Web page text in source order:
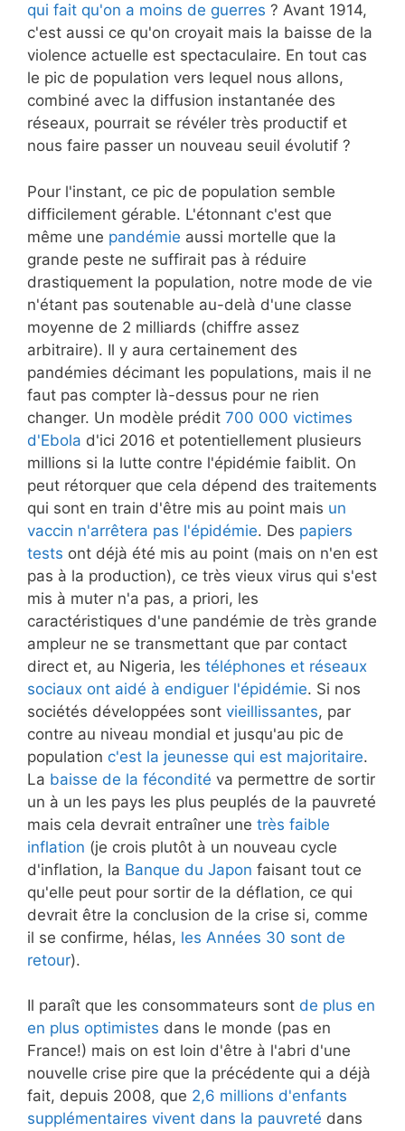
qui fait qu'on a moins de guerres ? Avant 1914,
c'est aussi ce qu'on croyait mais la baisse de la
violence actuelle est spectaculaire. En tout cas
le pic de population vers lequel nous allons,
combiné avec la diffusion instantanée des
réseaux, pourrait se révéler très productif et
nous faire passer un nouveau seuil évolutif ?
Pour l'instant, ce pic de population semble
difficilement gérable. L'étonnant c'est que
même une pandémie aussi mortelle que la
grande peste ne suffirait pas à réduire
drastiquement la population, notre mode de vie
n'étant pas soutenable au-delà d'une classe
moyenne de 2 milliards (chiffre assez
arbitraire). Il y aura certainement des
pandémies décimant les populations, mais il ne
faut pas compter là-dessus pour ne rien
changer. Un modèle prédit 700 000 victimes
d'Ebola d'ici 2016 et potentiellement plusieurs
millions si la lutte contre l'épidémie faiblit. On
peut rétorquer que cela dépend des traitements
qui sont en train d'être mis au point mais un
vaccin n'arrêtera pas l'épidémie. Des papiers
tests ont déjà été mis au point (mais on n'en est
pas à la production), ce très vieux virus qui s'est
mis à muter n'a pas, a priori, les
caractéristiques d'une pandémie de très grande
ampleur ne se transmettant que par contact
direct et, au Nigeria, les téléphones et réseaux
sociaux ont aidé à endiguer l'épidémie. Si nos
sociétés développées sont vieillissantes, par
contre au niveau mondial et jusqu'au pic de
population c'est la jeunesse qui est majoritaire.
La baisse de la fécondité va permettre de sortir
un à un les pays les plus peuplés de la pauvreté
mais cela devrait entraîner une très faible
inflation (je crois plutôt à un nouveau cycle
d'inflation, la Banque du Japon faisant tout ce
qu'elle peut pour sortir de la déflation, ce qui
devrait être la conclusion de la crise si, comme
il se confirme, hélas, les Années 30 sont de
retour).
Il paraît que les consommateurs sont de plus en
en plus optimistes dans le monde (pas en
France!) mais on est loin d'être à l'abri d'une
nouvelle crise pire que la précédente qui a déjà
fait, depuis 2008, que 2,6 millions d'enfants
supplémentaires vivent dans la pauvreté dans